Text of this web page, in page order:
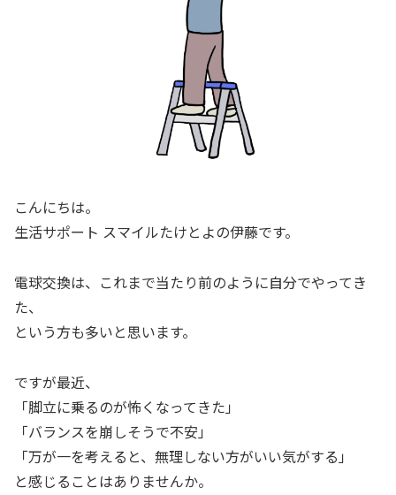
こんにちは。
生活サポート スマイルたけとよの伊藤です。
電球交換は、これまで当たり前のように自分でやってき
た、
という方も多いと思います。
ですが最近、
「脚立に乗るのが怖くなってきた」
「バランスを崩しそうで不安」
「万が一を考えると、無理しない方がいい気がする」
と感じることはありませんか。